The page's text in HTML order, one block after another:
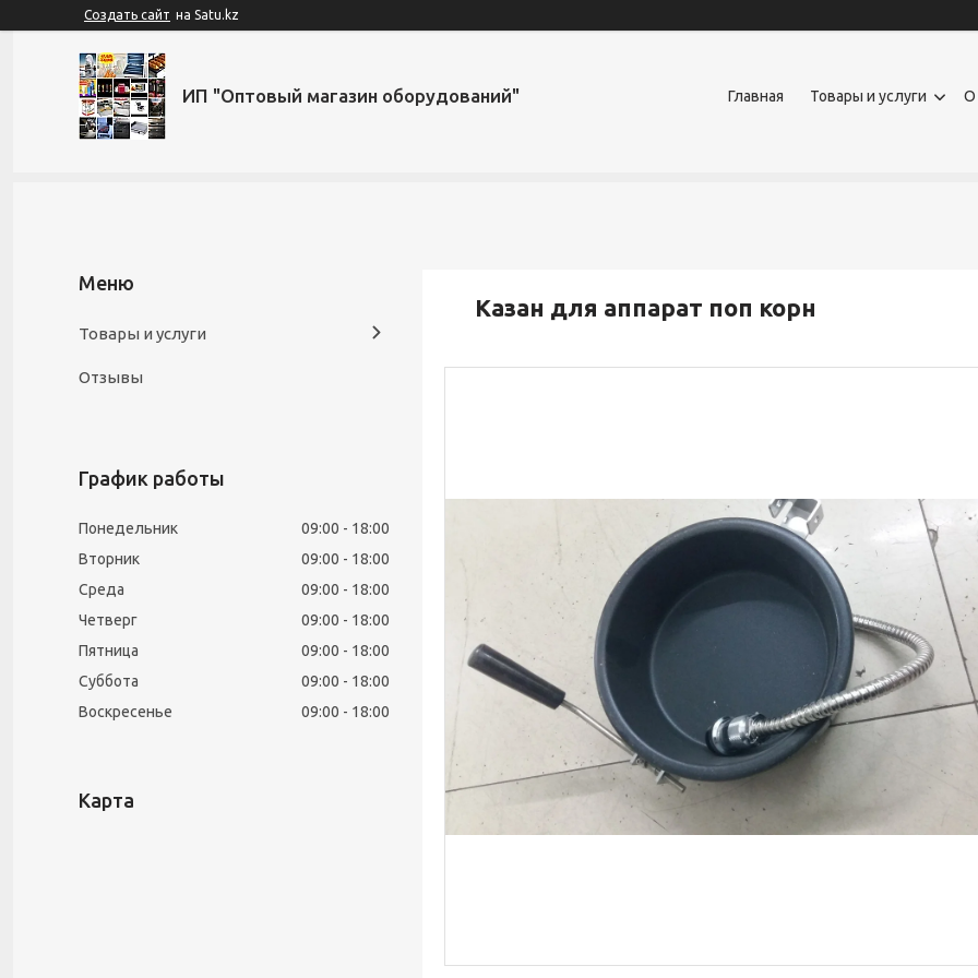
Создать сайт на Satu.kz
ИП "Оптовый магазин оборудований" Главная Товары и услуги О
Казан для аппарат поп корн
Товары и услуги
Отзывы
График работы
Понедельник 09:00
18:00
Вторник
09:00
18:00
Среда
09:00
18:00
Четверг
09:00
18:00
Пятница
09:00
18:00
Суббота
09:00
18:00
Воскресенье
09:00 18:00
Карта